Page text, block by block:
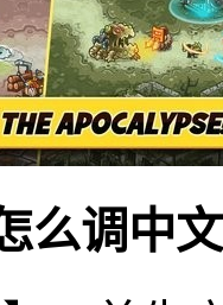
么调中文